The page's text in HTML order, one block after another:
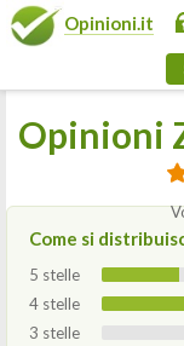
Opinioni.it
Opinioni
Come si
5 stelle
4 stelle
3 stelle